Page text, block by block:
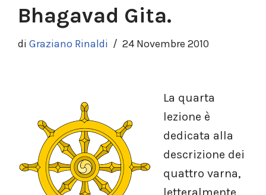
Bhagavad Gita.
di Graziano Rinaldi 24 Novembre 2010
La quarta
lezione è
dedicata alla
descrizione dei
quattro varna,